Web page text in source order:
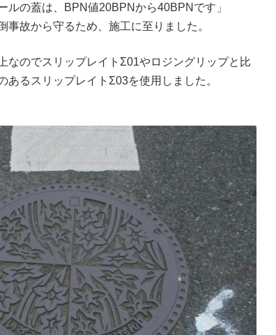
ルの蓋は、BPN値20BPNから40BPNです」
故から守るため、施工に至りました。
なのでスリップレイトΣ01やロジングリップと比
るスリップレイトΣ03を使用しました。